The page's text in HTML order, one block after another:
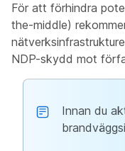
För att förhindra
the-middle)
NDP-skydd mot
Innan du